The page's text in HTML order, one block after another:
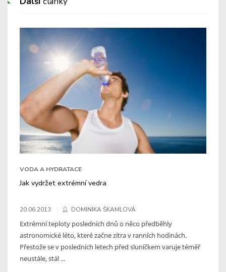
VODA A HYDRATACE
Jak vydržet extrémní vedra
20.06.2013 DOMINIKA ŠKAMLOVÁ
Extrémní teploty posledních dnů o něco předběhly
astronomické léto, které začne zítra v ranních hodinách.
Přestože se v posledních letech před sluníčkem varuje téměř
neustále, stál ...